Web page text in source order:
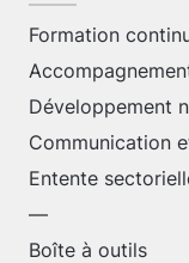
Formation
Développement
Communication
Entente
—
Boîte à outils